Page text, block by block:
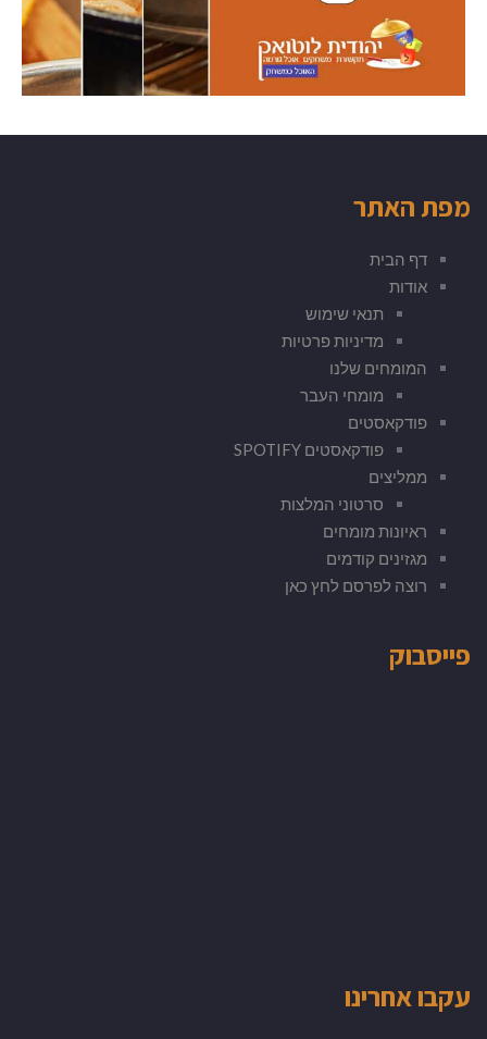
מפת האתר
דף הבית
אודות
תנאי שימוש
מדיניות פרטיות
המומחים שלנו
מומחי העבר
פודקאסטים
פודקאסטים SPOTIFY
ממליצים
סרטוני המלצות
ראיונות מומחים
מגזינים קודמים
רוצה לפרסם לחץ כאן
פייסבוק
עקבו אחרינו